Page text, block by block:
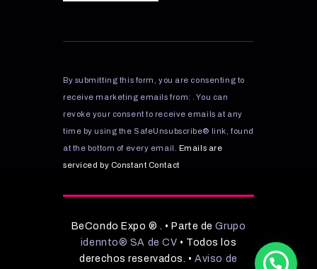
t
a
n
t
C
o
t
By submitting this form, you are consenting to
receive marketing emails from: . You can
revoke your consent to receive emails at any
time by using the SafeUnsubscribe® link, found
at the bottom of every email. Emails are
serviced by Constant Contact
BeCondo Expo ® . • Parte deGrupo
idennto® SA de CV • Todos los
derechos reservados. • Aviso de